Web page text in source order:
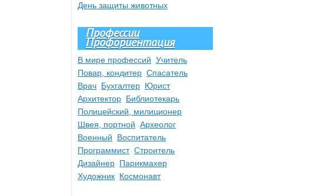
День защиты животных
Профессии
Профориентация
В мире профессий Учитель
Повар, кондитер Спасатель
Врач Бухгалтер Юрист
Архитектор Библиотекарь
Полицейский, милиционер
Швея, портной Археолог
Военный
Воспитатель
Программист Строитель
Дизайнер Парикмахер
Художник Космонавт